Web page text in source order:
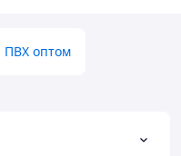
ПВХ оптом